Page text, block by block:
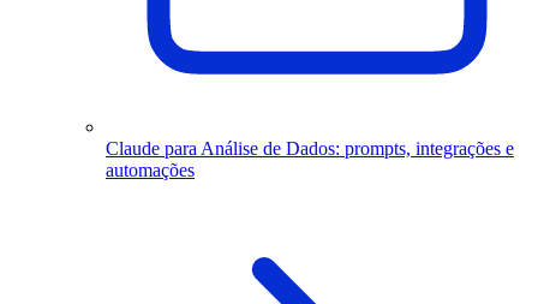
Claude para Análise de Dados: prompts, integrações e
automações